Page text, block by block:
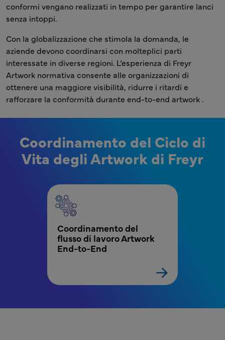
conformi vengano realizzati in tempo per garantire lanci
senza intoppi.
Con la globalizzazione che stimola la domanda, le
aziende devono coordinarsi con molteplici parti
interessate in diverse regioni. L’esperienza di Freyr
Artwork normativa consente alle organizzazioni di
ottenere una maggiore visibilità, ridurre i ritardi e
rafforzare la conformità durante end-to-end artwork .
Coordinamento del Ciclo di
Vita degli Artwork di Freyr
MPR - Artwork - Coordinamento del Ciclo di
Coordinamento del
flusso di lavoro Artwork
End-to-End